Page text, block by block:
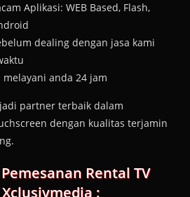
Aplikasi: WEB Based, Flash,
dealing dengan jasa kami
anda 24 jam
partner terbaik dalam
dengan kualitas terjamin
Rental TV
: